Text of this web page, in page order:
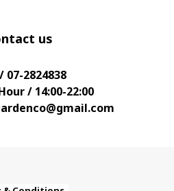
us
07-2824838
/ 14:00-22:00